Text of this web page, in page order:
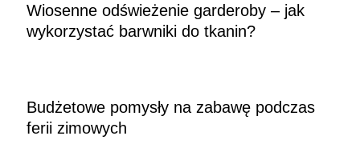
Wiosenne odświeżenie garderoby – jak
wykorzystać barwniki do tkanin?
Budżetowe pomysły na zabawę podczas
ferii zimowych